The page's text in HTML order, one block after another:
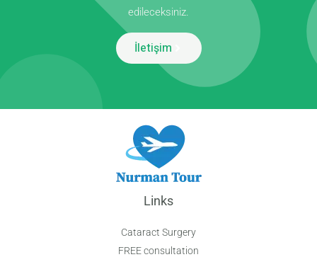
edileceksiniz.
İletişim
Links
Cataract Surgery
FREE consultation